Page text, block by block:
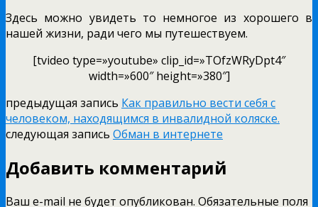
Здесь можно увидеть то немногое из хорошего в
нашей жизни, ради чего мы путешествуем.
[tvideo type=»youtube» clip_id=»TOfzWRyDpt4″
width=»600″ height=»380″]
предыдущая запись Как правильно вести себя с
человеком, находящимся в инвалидной коляске.
следующая запись Обман в интернете
Добавить комментарий
Ваш e-mail не будет опубликован. Обязательные поля